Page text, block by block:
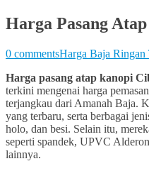
Harga Pasang
0 commentsHarga Baja Ringan
Harga pasang atap kanopi
terkini mengenai harga
terjangkau dari Amanah Baja.
yang terbaru, serta berbagai
holo, dan besi. Selain itu,
seperti spandek, UPVC
lainnya.